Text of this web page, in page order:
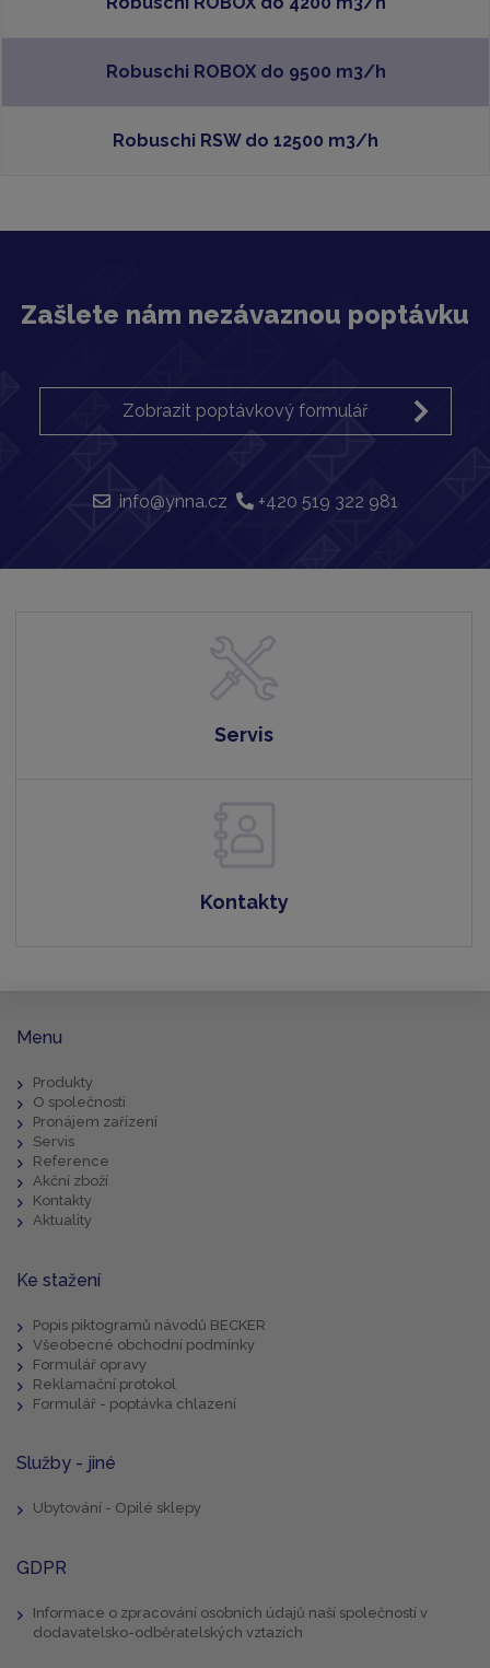
Robuschi ROBOX do 9500 m3/h
Robuschi RSW do 12500 m3/h
Zašlete nám nezávaznou poptávku
Zobrazit poptávkový formulář
info@ynna.cz +420 519 322 981
Servis
Kontakty
Menu
Produkty
O společnosti
Pronájem zařízení
Servis
Reference
Akční zboží
Kontakty
Aktuality
Ke stažení
Popis piktogramů návodů BECKER
Všeobecné obchodní podmínky
Formulář opravy
Reklamační protokol
Formulář - poptávka chlazení
Služby - jiné
Ubytování - Opilé sklepy
GDPR
Informace o zpracování osobních údajů naší společností v
dodavatelsko-odběratelských vztazích